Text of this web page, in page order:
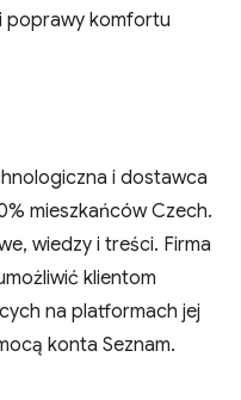
poprawy komfortu
i dostawca
mieszkańców Czech.
wiedzy i treści. Firma
klientom
na platformach jej
konta Seznam.